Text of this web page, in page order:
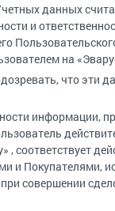
данных
и
на
что эти
информации,
соответствует
и Покупателями,
совершении